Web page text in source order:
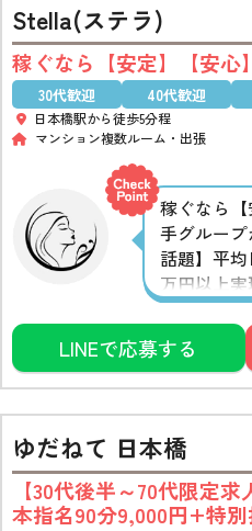
Stella(ステラ)
稼ぐなら【安定】【安心
30代歓迎 40代歓迎
日本橋駅から徒歩5分程
マンション複数ルーム
出張
稼ぐなら
手グルー
話題】平
万円以上実
LINEで応募する
ゆだねて 日本橋
【30代後半～70代限定
本指名90分9,000円+特